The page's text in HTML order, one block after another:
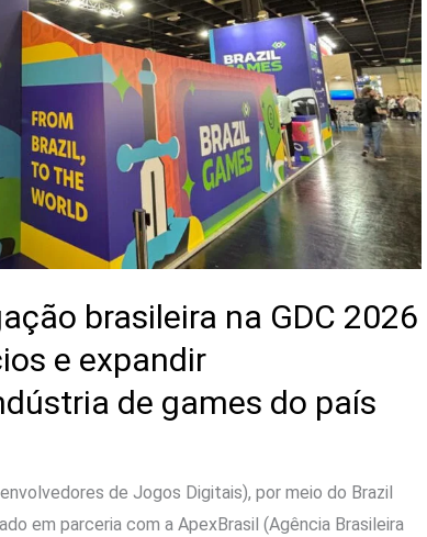
brasileira na GDC 2026
e expandir
de games do país
de Jogos Digitais), por meio do Brazil
em parceria com a ApexBrasil (Agência Brasileira